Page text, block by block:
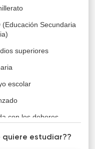
(Educación Secundaria
superiores
escolar
con los deberes
quiere estudiar??